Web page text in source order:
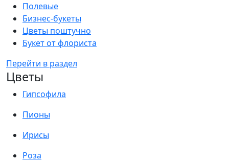
Полевые
Бизнес-букеты
Цветы поштучно
Букет от флориста
Перейти в раздел
Цветы
Гипсофила
Пионы
Ирисы
Роза